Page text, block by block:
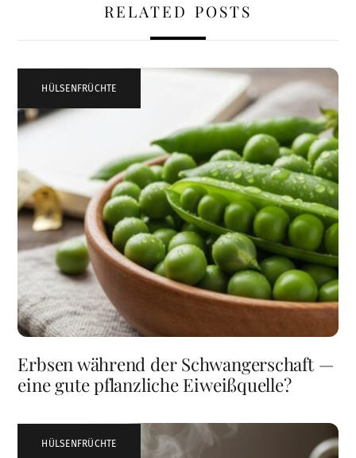
RELATED POSTS
HÜLSENFRÜCHTE
Erbsen während der Schwangerschaft —
eine gute pflanzliche Eiweißquelle?
HÜLSENFRÜCHTE